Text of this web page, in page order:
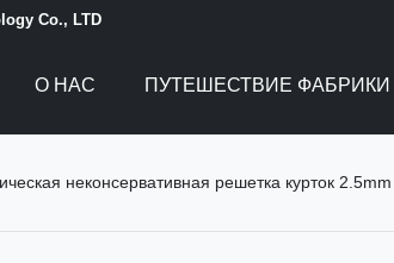
Co., LTD
О НАС ПУТЕШЕСТВИЕ ФАБРИКИ
неконсервативная решетка курток